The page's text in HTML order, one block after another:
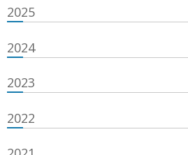
2025
2024
2023
2022